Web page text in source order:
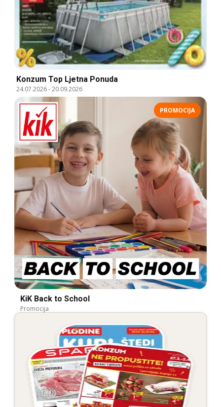
Konzum Top Ljetna Ponuda
24.07.2026-20.09.2026
PROMOCIJA
KiK Back to School
Promocija